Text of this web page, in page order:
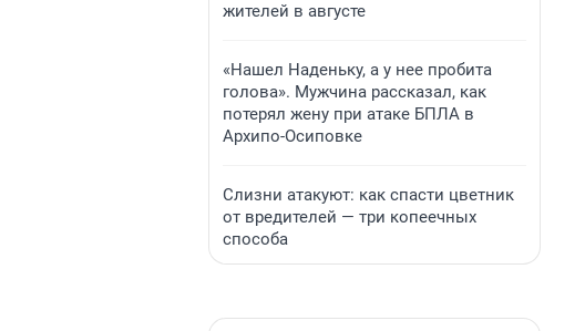
жителей в августе
«Нашел Наденьку, а у нее пробита
голова». Мужчина рассказал, как
потерял жену при атаке БПЛА в
Архипо-Осиповке
Слизни атакуют: как спасти цветник
от вредителей — три копеечных
способа